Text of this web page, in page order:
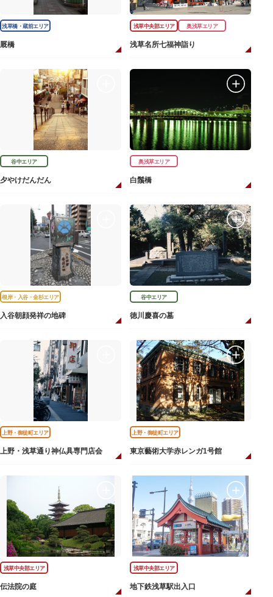
浅草橋・蔵前エリア
厩橋
浅草中央部エリア 奥浅草エリア
浅草名所七福神詣り
谷中エリア
夕やけだんだん
奥浅草エリア
白鬚橋
根岸・入谷・金杉エリア
入谷朝顔発祥の地碑
谷中エリア
徳川慶喜の墓
上野・御徒町エリア
上野・浅草通り神仏具専門店会
上野・御徒町エリア
東京藝術大学赤レンガ1号館
浅草中央部エリア
伝法院の庭
浅草中央部エリア
地下鉄浅草駅出入口